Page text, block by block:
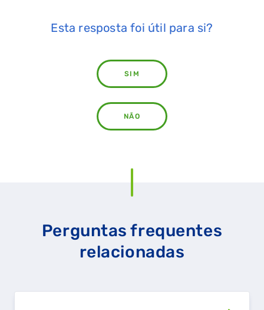
Esta resposta foi útil para si?
SIM
NÃO
Perguntas frequentes
relacionadas